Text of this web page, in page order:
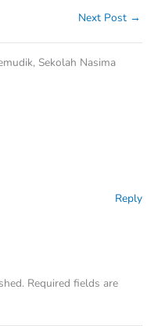
Next Post →
Sekolah Nasima
Reply
Required fields are